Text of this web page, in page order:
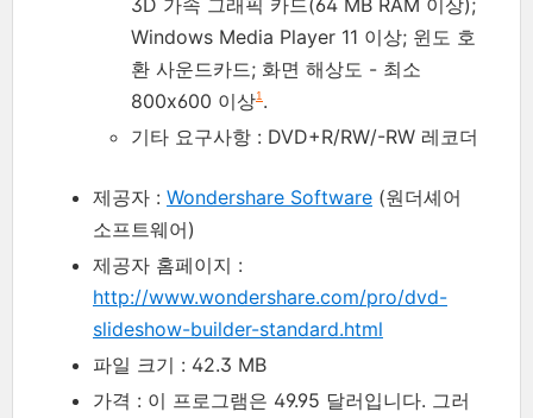
Windows Media Player 11 이상; 윈도 호
환 사운드카드; 화면 해상도 - 최소
800x600 이상1.
기타 요구사항 : DVD+R/RW/-RW 레코더
제공자 : Wondershare Software (원더셰어
소프트웨어)
제공자 홈페이지 :
http://www.wondershare.com/pro/dvd-
slideshow-builder-standard.html
파일 크기 : 42.3 MB
가격 : 이 프로그램은 49.95 달러입니다. 그러